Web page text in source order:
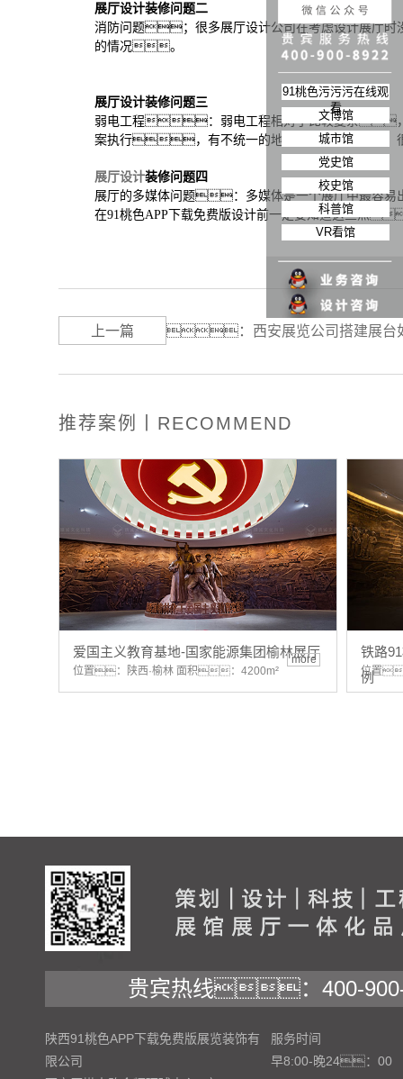
展厅设计装修问题二
消防问题；很多展厅设计公司在考虑设计展厅
的情况。
展厅设计装修问题三
弱电工程：弱电工程相对于比较复杂
案执行，有不统一的地方及时做调整。
展厅设计装修问题四
展厅的多媒体问题：多媒体是一个展厅中最
在91桃色APP下载免费版设计前一定要知道这些
上一篇 ： 西安展览公司搭建展
推荐案例丨RECOMMEND
爱国主义教育基地-国家能源集团榆林展厅
位置：陕西·榆林 面积：4200m²
more
铁路
例
位置
贵宾热线：400-
陕西91桃色APP下载免费版展览装饰有
限公司
服务时间
早8:00-晚24：00
91桃色污污污在线观
看
文博馆
城市馆
党史馆
校史馆
科普馆
VR看馆